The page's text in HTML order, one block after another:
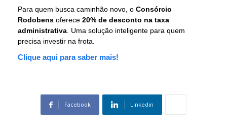
Para quem busca caminhão novo, o Consórcio
Rodobens oferece 20% de desconto na taxa
administrativa. Uma solução inteligente para quem
precisa investir na frota.
Clique aqui para saber mais!
Facebook Linkedin